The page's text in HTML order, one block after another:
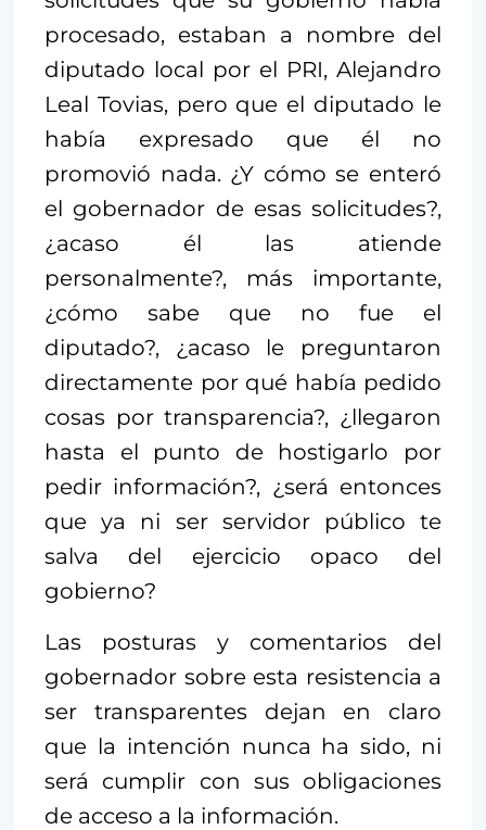
procesado, estaban a nombre del
diputado local por el PRI, Alejandro
Leal Tovias, pero que el diputado le
había expresado que él no
promovió nada. ¿Y cómo se enteró
el gobernador de esas solicitudes?,
¿acaso él las atiende
personalmente?, más importante,
¿cómo sabe que no fue el
diputado?, ¿acaso le preguntaron
directamente por qué había pedido
cosas por transparencia?, ¿llegaron
hasta el punto de hostigarlo por
pedir información?, ¿será entonces
que ya ni ser servidor público te
salva del ejercicio opaco del
gobierno?
Las posturas y comentarios del
gobernador sobre esta resistencia a
ser transparentes dejan en claro
que la intención nunca ha sido, ni
será cumplir con sus obligaciones
de acceso a la información.